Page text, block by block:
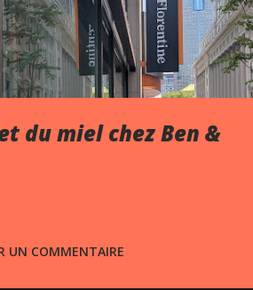
du miel chez Ben &
UN COMMENTAIRE